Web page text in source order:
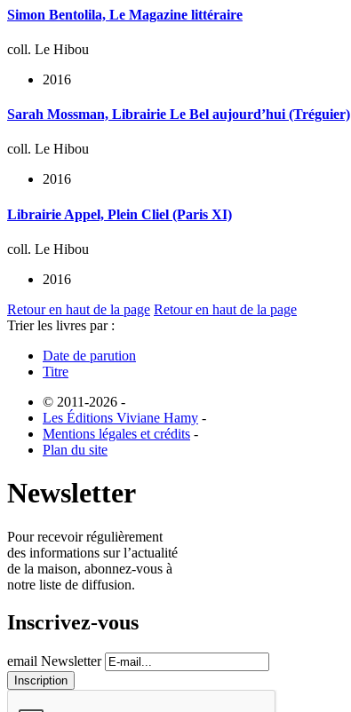
Simon Bentolila, Le Magazine littéraire
coll. Le Hibou
2016
Sarah Mossman, Librairie Le Bel aujourd’hui (Tréguier)
coll. Le Hibou
2016
Librairie Appel, Plein Cliel (Paris XI)
coll. Le Hibou
2016
Retour en haut de la page Retour en haut de la page
Trier les livres par :
Date de parution
Titre
© 2011-2026 -
Les Éditions Viviane Hamy -
Mentions légales et crédits -
Plan du site
Newsletter
Pour recevoir régulièrement
des informations sur l’actualité
de la maison, abonnez-vous à
notre liste de diffusion.
Inscrivez-vous
email Newsletter